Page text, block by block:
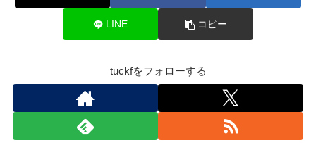
LINE コピー
tuckfをフォローする